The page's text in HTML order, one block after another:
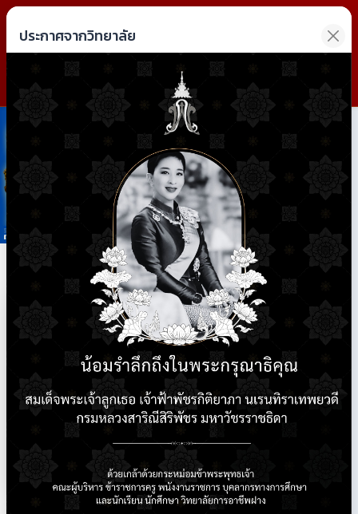
วิทยาลัยการอาชีพฝาง
Fang Industrial and Community Education College
Next
ใบรายชื่อนักเรียน
ตรวจสอบรายชื่อนักศึกษา
ปีการศึกษา 2569
ประกาศจากวิทยาลัย